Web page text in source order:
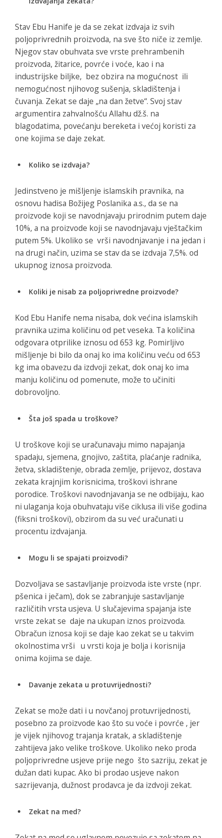
Stav Ebu Hanife je da se zekat izdvaja iz svih
poljoprivrednih proizvoda, na sve što niče iz zemlje.
Njegov stav obuhvata sve vrste prehrambenih
proizvoda, žitarice, povrće i voće, kao i na
industrijske biljke, bez obzira na mogućnost ili
nemogućnost njihovog sušenja, skladištenja i
čuvanja. Zekat se daje „na dan žetve“. Svoj stav
argumentira zahvalnošću Allahu dž.š. na
blagodatima, povećanju bereketa i većoj koristi za
one kojima se daje zekat.
Koliko se izdvaja?
Jedinstveno je mišljenje islamskih pravnika, na
osnovu hadisa Božijeg Poslanika a.s., da se na
proizvode koji se navodnjavaju prirodnim putem daje
10%, a na proizvode koji se navodnjavaju vještačkim
putem 5%. Ukoliko se vrši navodnjavanje i na jedan i
na drugi način, uzima se stav da se izdvaja 7,5%. od
ukupnog iznosa proizvoda.
Koliki je nisab za poljoprivredne proizvode?
Kod Ebu Hanife nema nisaba, dok većina islamskih
pravnika uzima količinu od pet veseka. Ta količina
odgovara otprilike iznosu od 653 kg. Pomirljivo
mišljenje bi bilo da onaj ko ima količinu veću od 653
kg ima obavezu da izdvoji zekat, dok onaj ko ima
manju količinu od pomenute, može to učiniti
dobrovoljno.
Šta još spada u troškove?
U troškove koji se uračunavaju mimo napajanja
spadaju, sjemena, gnojivo, zaštita, plaćanje radnika,
žetva, skladištenje, obrada zemlje, prijevoz, dostava
zekata krajnjim korisnicima, troškovi ishrane
porodice. Troškovi navodnjavanja se ne odbijaju, kao
ni ulaganja koja obuhvataju više ciklusa ili više godina
(fiksni troškovi), obzirom da su već uračunati u
procentu izdvajanja.
Mogu li se spajati proizvodi?
Dozvoljava se sastavljanje proizvoda iste vrste (npr.
pšenica i ječam), dok se zabranjuje sastavljanje
različitih vrsta usjeva. U slučajevima spajanja iste
vrste zekat se daje na ukupan iznos proizvoda.
Obračun iznosa koji se daje kao zekat se u takvim
okolnostima vrši u vrsti koja je bolja i korisnija
onima kojima se daje.
Davanje zekata u protuvrijednosti?
Zekat se može dati i u novčanoj protuvrijednosti,
posebno za proizvode kao što su voće i povrće , jer
je vijek njihovog trajanja kratak, a skladištenje
zahtijeva jako velike troškove. Ukoliko neko proda
poljoprivredne usjeve prije nego što sazriju, zekat je
dužan dati kupac. Ako bi prodao usjeve nakon
sazrijevanja, dužnost prodavca je da izdvoji zekat.
Zekat na med?